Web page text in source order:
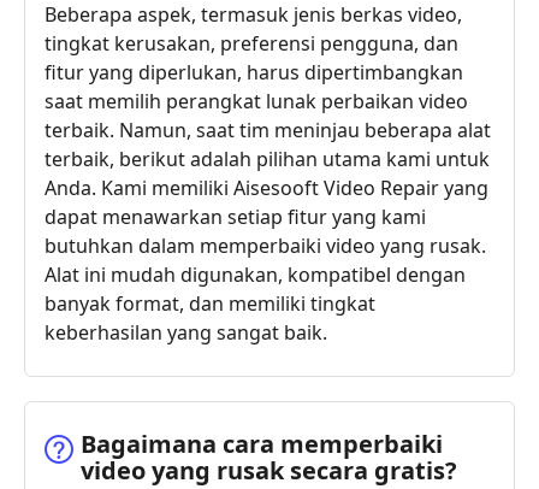
Beberapa aspek, termasuk jenis berkas video,
tingkat kerusakan, preferensi pengguna, dan
fitur yang diperlukan, harus dipertimbangkan
saat memilih perangkat lunak perbaikan video
terbaik. Namun, saat tim meninjau beberapa alat
terbaik, berikut adalah pilihan utama kami untuk
Anda. Kami memiliki Aisesooft Video Repair yang
dapat menawarkan setiap fitur yang kami
butuhkan dalam memperbaiki video yang rusak.
Alat ini mudah digunakan, kompatibel dengan
banyak format, dan memiliki tingkat
keberhasilan yang sangat baik.
Bagaimana cara memperbaiki
video yang rusak secara gratis?